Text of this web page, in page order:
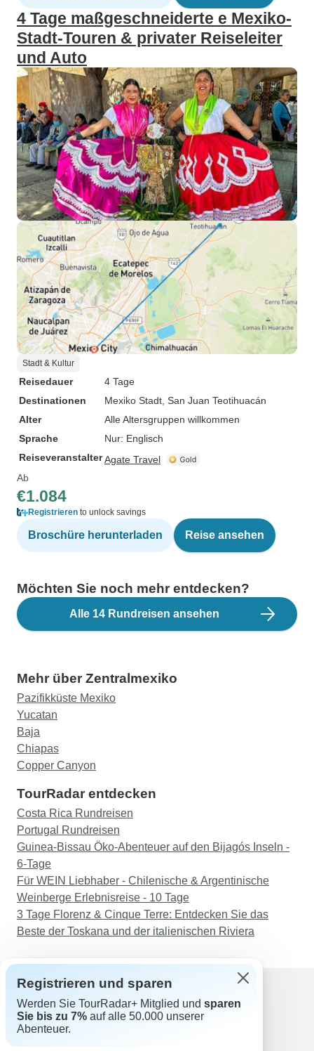
4 Tage maßgeschneiderte e Mexiko-
Stadt-Touren & privater Reiseleiter
und Auto
Stadt & Kultur
Reisedauer
4 Tage
Destinationen
Mexiko Stadt , San Juan Teotihuacán
Alter
Alle Altersgruppen willkommen
Sprache
Nur: Englisch
ReiseveranstalterAgate Travel
Ab
€1.084
Registrieren to unlock savings
Broschüre herunterladen Reise ansehen
Möchten Sie noch mehr entdecken?
Alle 14 Rundreisen ansehen
Mehr über Zentralmexiko
Pazifikküste Mexiko
Yucatan
Baja
Chiapas
Copper Canyon
TourRadar entdecken
Costa Rica Rundreisen
Portugal Rundreisen
Guinea-Bissau Öko-Abenteuer auf den Bijagós Inseln -
6-Tage
Für WEIN Liebhaber - Chilenische & Argentinische
Weinberge Erlebnisreise - 10 Tage
3 Tage Florenz & Cinque Terre: Entdecken Sie das
Beste der Toskana und der italienischen Riviera
Support
Kontakt
Registrieren und sparen
Werden Sie TourRadar+ Mitglied und sparen
Sie bis zu 7% auf alle 50.000 unserer
Abenteuer.